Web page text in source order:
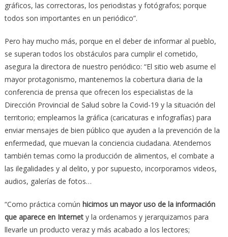
gráficos, las correctoras, los periodistas y fotógrafos; porque
todos son importantes en un periódico”.
Pero hay mucho más, porque en el deber de informar al pueblo,
se superan todos los obstáculos para cumplir el cometido,
asegura la directora de nuestro periódico: “El sitio web asume el
mayor protagonismo, mantenemos la cobertura diaria de la
conferencia de prensa que ofrecen los especialistas de la
Dirección Provincial de Salud sobre la Covid-19 y la situación del
territorio; empleamos la gráfica (caricaturas e infografías) para
enviar mensajes de bien público que ayuden a la prevención de la
enfermedad, que muevan la conciencia ciudadana. Atendemos
también temas como la producción de alimentos, el combate a
las ilegalidades y al delito, y por supuesto, incorporamos videos,
audios, galerías de fotos…
“Como práctica común hicimos un mayor uso de la información
que aparece en Internety la ordenamos y jerarquizamos para
llevarle un producto veraz y más acabado a los lectores;